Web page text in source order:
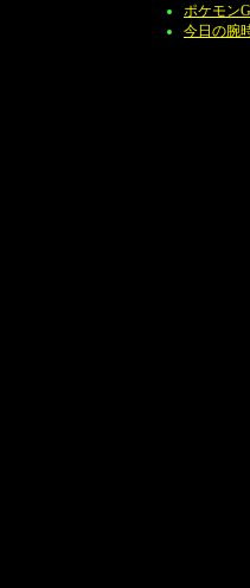
ポケモン
今日の腕